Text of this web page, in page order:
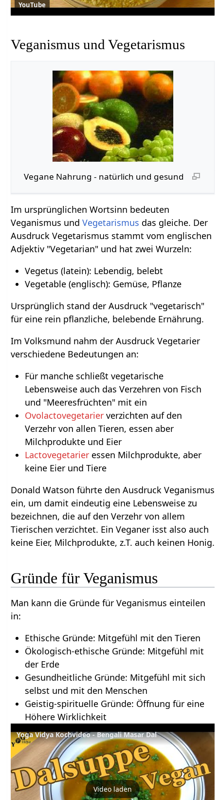
YouTube
Veganismus und Vegetarismus
Vegane Nahrung - natürlich und gesund
Im ursprünglichen Wortsinn bedeuten
Veganismus undVegetarismus das gleiche. Der
Ausdruck Vegetarismus stammt vom englischen
Adjektiv "Vegetarian" und hat zwei Wurzeln:
Vegetus (latein): Lebendig, belebt
Vegetable (englisch): Gemüse, Pflanze
Ursprünglich stand der Ausdruck "vegetarisch"
für eine rein pflanzliche, belebende Ernährung.
Im Volksmund nahm der Ausdruck Vegetarier
verschiedene Bedeutungen an:
Für manche schließt vegetarische
Lebensweise auch das Verzehren von Fisch
und "Meeresfrüchten" mit ein
Ovolactovegetarierverzichten auf den
Verzehr von allen Tieren, essen aber
Milchprodukte und Eier
Lactovegetarieressen Milchprodukte, aber
keine Eier und Tiere
Donald Watson führte den Ausdruck Veganismus
ein, um damit eindeutig eine Lebensweise zu
bezeichnen, die auf den Verzehr von allem
Tierischen verzichtet. Ein Veganer isst also auch
keine Eier, Milchprodukte, z.T. auch keinen Honig.
Gründe für Veganismus
Man kann die Gründe für Veganismus einteilen
in:
Ethische Gründe: Mitgefühl mit den Tieren
Ökologisch-ethische Gründe: Mitgefühl mit
der Erde
Gesundheitliche Gründe: Mitgefühl mit sich
selbst und mit den Menschen
Geistig-spirituelle Gründe: Öffnung für eine
Höhere Wirklichkeit
Yoga Vidya Kochvideo - Bengali Masar Dal
Video laden